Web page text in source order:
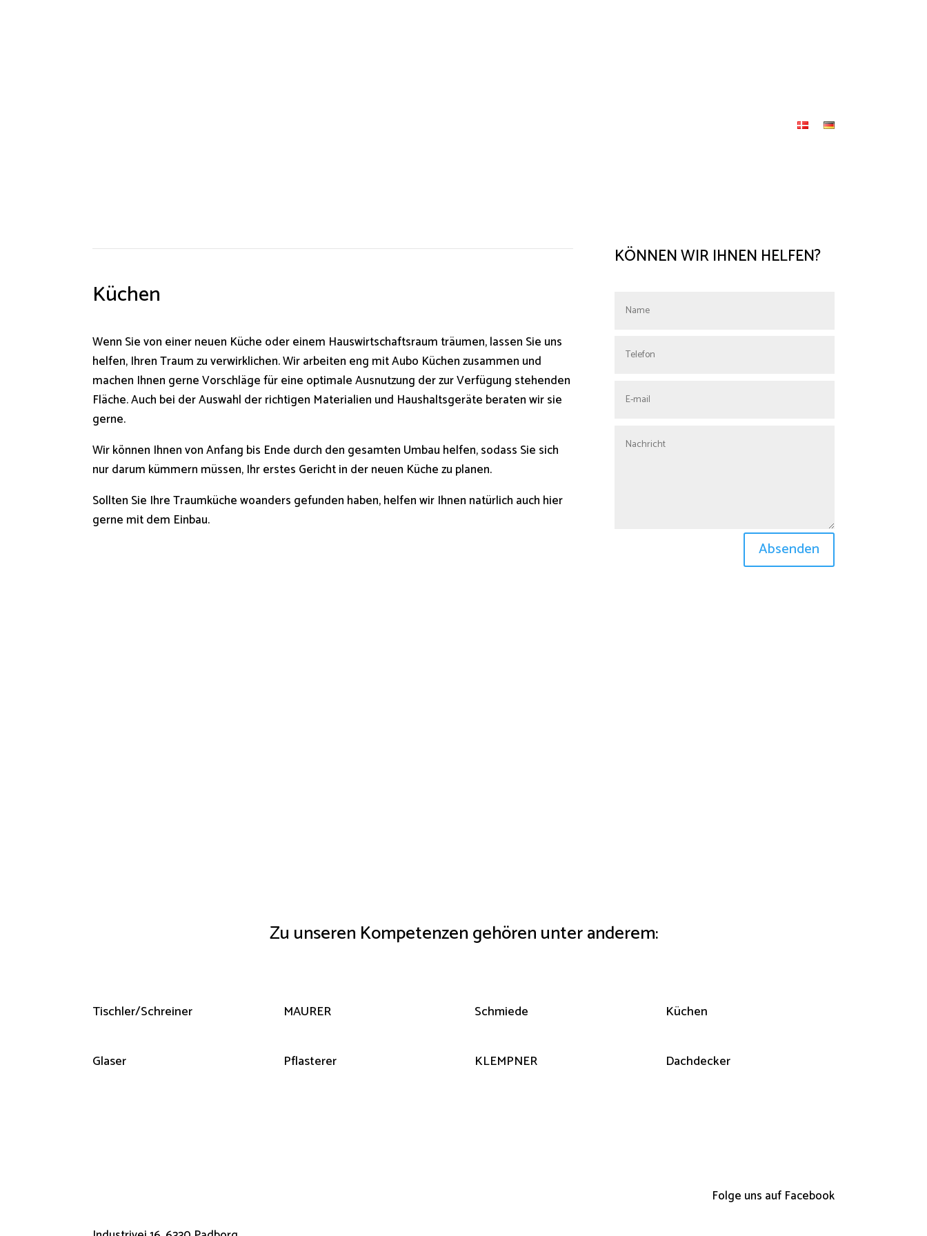
Küchen
Wenn Sie von einer neuen Küche oder einem Hauswirtschaftsraum träumen, lassen Sie uns
helfen, Ihren Traum zu verwirklichen. Wir arbeiten eng mit Aubo Küchen zusammen und
machen Ihnen gerne Vorschläge für eine optimale Ausnutzung der zur Verfügung stehenden
Fläche. Auch bei der Auswahl der richtigen Materialien und Haushaltsgeräte beraten wir sie
gerne.
Wir können Ihnen von Anfang bis Ende durch den gesamten Umbau helfen, sodass Sie sich
nur darum kümmern müssen, Ihr erstes Gericht in der neuen Küche zu planen.
Sollten Sie Ihre Traumküche woanders gefunden haben, helfen wir Ihnen natürlich auch hier
gerne mit dem Einbau.
KÖNNEN WIR IHNEN HELFEN?
Absenden
Zu unseren Kompetenzen gehören unter anderem:
Tischler/Schreiner
Glaser
MAURER
Pflasterer
Schmiede
KLEMPNER
Küchen
Dachdecker
Folge uns auf Facebook